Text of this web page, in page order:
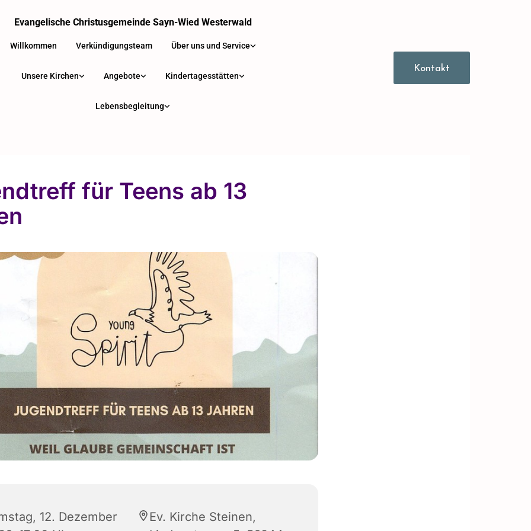
Evangelische Christusgemeinde Sayn-Wied Westerwald
Willkommen Verkündigungsteam Über uns und Service
Unsere Kirchen Angebote Kindertagesstätten
Lebensbegleitung
Kontakt
für Teens ab 13
12. Dezember
Ev. Kirche Steinen,